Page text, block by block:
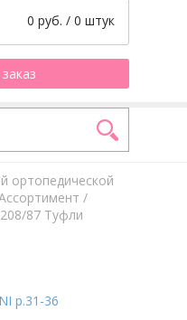
0 руб. / 0 штук
ортопедической
/
87 Туфли